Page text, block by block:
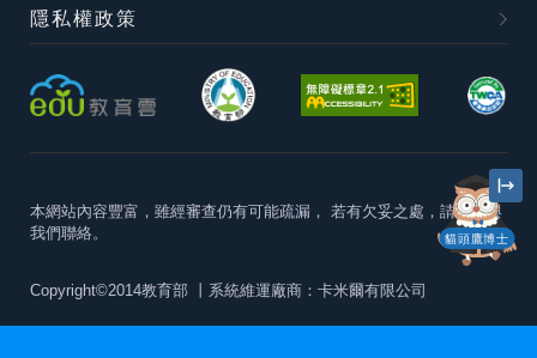
貓頭鷹博士
隱私權政策
本網站內容豐富，雖經審查仍有可能疏漏， 若有欠妥之處，請隨時與
我們聯絡。
Copyright©2014教育部 丨系統維運廠商：卡米爾有限公司